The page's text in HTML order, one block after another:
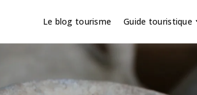
en Hauts de France
Le blog tourisme Guide touristique